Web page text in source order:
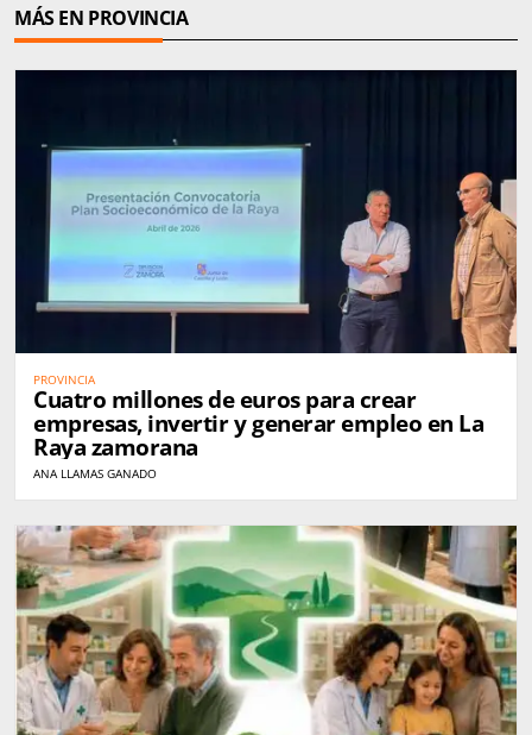
MÁS EN PROVINCIA
PROVINCIA
Cuatro millones de euros para crear
empresas, invertir y generar empleo en La
Raya zamorana
ANA LLAMAS GANADO